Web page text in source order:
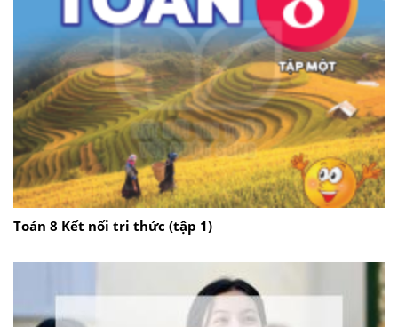
Toán 8 Kết nối tri thức (tập 1)